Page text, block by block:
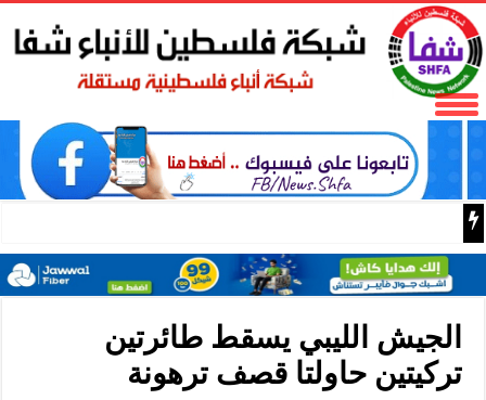
فتح تنعى المناضل نايف خويطر نائب أمين سر إقليم شرق
الجيش الليبي يسقط طائرتين
تركيتين حاولتا قصف ترهونة